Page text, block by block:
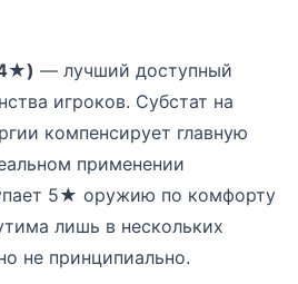
— лучший доступный
игроков. Субстат на
компенсирует главную
применении
5★ оружию по комфорту
лишь в нескольких
не принципиально.